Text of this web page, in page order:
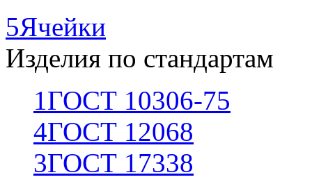
5Ячейки
Изделия по стандартам
1ГОСТ 10306-75
4ГОСТ 12068
3ГОСТ 17338